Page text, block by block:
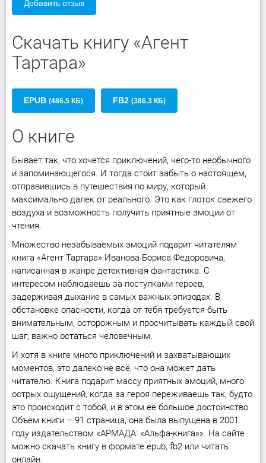
Добавить отзыв
Скачать книгу «Агент
Тартара»
EPUB (486.5 КБ) FB2 (386.3 КБ)
О книге
Бывает так, что хочется приключений, чего-то необычного
и запоминающегося. И тогда стоит забыть о настоящем,
отправившись в путешествия по миру, который
максимально далек от реального. Это как глоток свежего
воздуха и возможность получить приятные эмоции от
чтения.
Множество незабываемых эмоций подарит читателям
книга «Агент Тартара» Иванова Бориса Федоровича,
написанная в жанре детективная фантастика. С
интересом наблюдаешь за поступками героев,
задерживая дыхание в самых важных эпизодах. В
обстановке опасности, когда от тебя требуется быть
внимательным, осторожным и просчитывать каждый свой
шаг, важно остаться человечным.
И хотя в книге много приключений и захватывающих
моментов, это далеко не всё, что она может дать
читателю. Книга подарит массу приятных эмоций, много
острых ощущений, когда за героя переживаешь так, будто
это происходит с тобой, и в этом её большое достоинство.
Объём книги – 91 страница, она была выпущена в 2001
году издательством «АРМАДА: «Альфа-книга»». На сайте
можно скачать книгу в формате epub, fb2 или читать
онлайн.